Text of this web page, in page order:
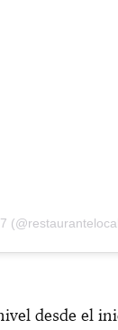
desde el